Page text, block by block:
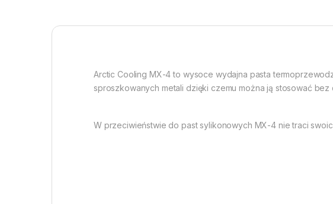
Arctic Cooling MX-4 to wysoce wydajna pasta
sproszkowanych metali dzięki czemu można ją stosować
W przeciwieństwie do past sylikonowych MX-4 nie traci